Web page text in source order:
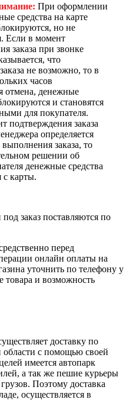
При оформлении
средства на карте
но не
Если в момент
заказа при звонке
что
не возможно, то в
часов
отмена, денежные
и становятся
для покупателя.
подтверждения заказа
определяется
заказа, то
решении об
денежные средства
с карты.
заказ поставляются по
перед
онлайн оплаты на
уточнить по телефону у
товара и возможность
доставку по
области с помощью своей
имеется автопарк
а так же пешие курьеры
Поэтому доставка
осуществляется в